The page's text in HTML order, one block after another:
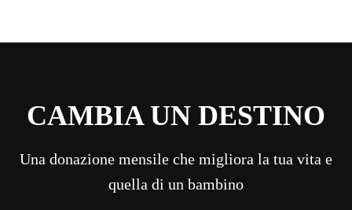
CAMBIA UN DESTINO
Una donazione mensile che migliora la tua vita e
quella di un bambino